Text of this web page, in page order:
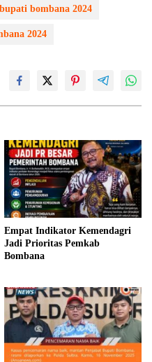
bombana 2024
2024
Empat Indikator Kemendagri
Jadi Prioritas Pemkab
Bombana